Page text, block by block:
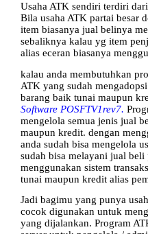
Usaha ATK sendiri terdiri
Bila usaha ATK partai besar
item biasanya jual belinya
sebaliknya kalau yg item
alias eceran biasanya
kalau anda membutuhkan
ATK yang sudah
barang baik tunai maupun
Software POSFTV1rev7.
mengelola semua jenis jual
maupun kredit. dengan
anda sudah bisa mengelola
sudah bisa melayani jual
menggunakan sistem
tunai maupun kredit alias
Jadi bagimu yang punya
cocok digunakan untuk
yang dijalankan. Program